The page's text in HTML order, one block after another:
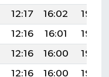
12:17 16:02
19:06
12:16 16:01
19:04
12:16 16:00
19:03
12:16 16:00
19:02